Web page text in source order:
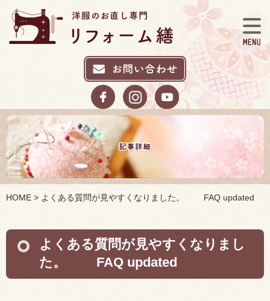
HOME > よくある質問が見やすくなりました。 FAQ updated
よくある質問が見やすくなりまし
た。 FAQ updated